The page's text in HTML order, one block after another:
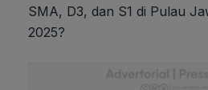
SMA, D3, dan S1 di Pulau
2025?